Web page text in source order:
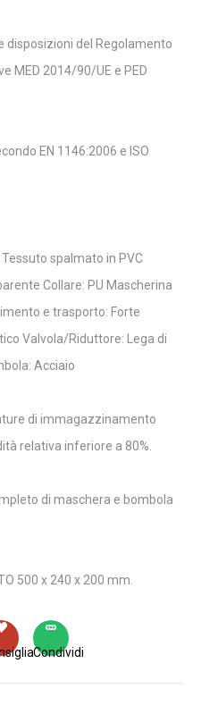
disposizioni del Regolamento
MED 2014/90/UE e PED
EN 1146:2006 e ISO
spalmato in PVC
Collare: PU Mascherina
e trasporto: Forte
Valvola/Riduttore: Lega di
Acciaio
di immagazzinamento
relativa inferiore a 80%.
di maschera e bombola
500 x 240 x 200 mm.
Condividi